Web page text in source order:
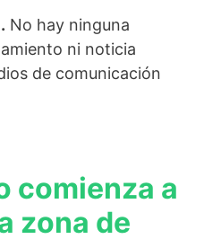
No hay ninguna
ni noticia
de comunicación
comienza a
zona de